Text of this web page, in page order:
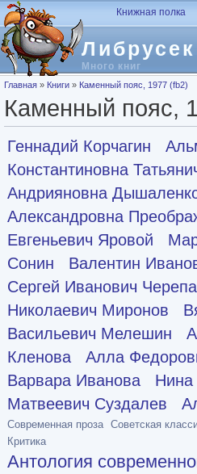
Перейти к основному содержанию
Либрусек
Много книг
Книжная полка
Вы здесь
Главная » Книги » Каменный пояс, 1977 (fb2)
Каменный пояс,
Геннадий Корчагин
Константиновна
Андрияновна
Александровна
Евгеньевич Яровой
Сонин
Валентин
Сергей Иванович
Николаевич Миронов
Васильевич Мелешин
Кленова
Алла
Варвара Иванова
Нина
Матвеевич Суздалев
Современная проза Советская
Критика
Антология